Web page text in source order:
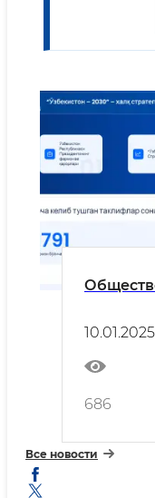
10.01.2025
686
Все новости